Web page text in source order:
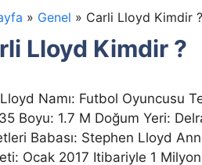
» Genel » Carli Lloyd Kimdir ?
Lloyd Kimdir ?
Namı: Futbol Oyuncusu
Boyu: 1.7 M Doğum Yeri:
Babası: Stephen Lloyd
Ocak 2017 Itibariyle 1